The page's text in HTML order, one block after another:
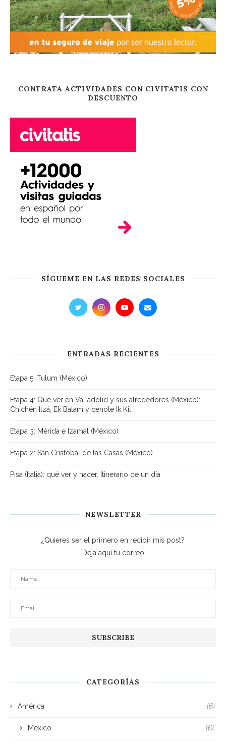
CONTRATA ACTIVIDADES CON CIVITATIS CON
DESCUENTO
SÍGUEME EN LAS REDES SOCIALES
ENTRADAS RECIENTES
Etapa 5: Tulum (México)
Etapa 4: Qué ver en Valladolid y sus alrededores (México):
Chichén Itzá, Ek Balam y cenote Ik Kil
Etapa 3: Mérida e Izamal (México)
Etapa 2: San Cristóbal de las Casas (México)
Pisa (Italia): qué ver y hacer. Itinerario de un día
NEWSLETTER
¿Quieres ser el primero en recibir mis post?
Deja aquí tu correo
CATEGORÍAS
América (6)
México (6)